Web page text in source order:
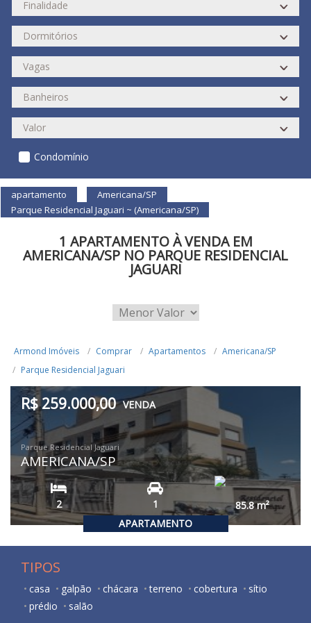
Condomínio
apartamento
Americana/SP
Parque Residencial Jaguari ~ (Americana/SP)
1 APARTAMENTO À VENDA EM
AMERICANA/SP NO PARQUE RESIDENCIAL
JAGUARI
Armond Imóveis Comprar Apartamentos
Americana/SP
Parque Residencial Jaguari
APARTAMENTO
R$ 259.000,00 VENDA
Parque Residencial Jaguari
AMERICANA/SP
2 1 85.8m²
TIPOS
casa galpão chácara terreno cobertura
sítio
prédio
salão